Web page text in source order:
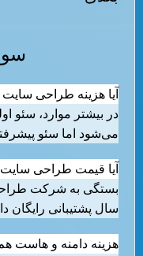
آیا هزینه طراحی
می‌شود اما سئو پیشرفته
آیا قیمت طراحی
سال پشتیبانی رایگان
هزینه دامنه و هاست